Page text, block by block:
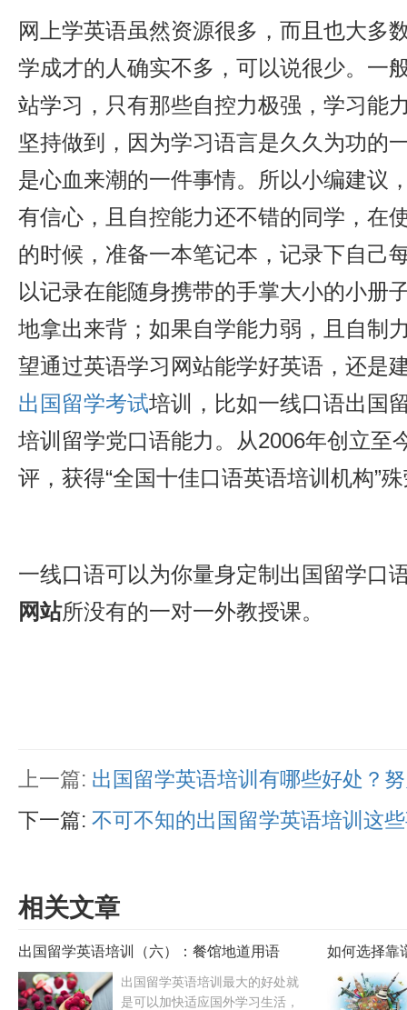
网上学英语虽然资源很多，而且也大多
学成才的人确实不多，可以说很少。一
站学习，只有那些自控力极强，学习能
坚持做到，因为学习语言是久久为功的
是心血来潮的一件事情。所以小编建议
有信心，且自控能力还不错的同学，在
的时候，准备一本笔记本，记录下自己
以记录在能随身携带的手掌大小的小册
地拿出来背；如果自学能力弱，且自制
望通过英语学习网站能学好英语，还是
出国留学考试培训，比如一线口语出国
培训留学党口语能力。从2006年创立至
评，获得“全国十佳口语英语培训机构”
一线口语可以为你量身定制出国留学口
网站所没有的一对一外教授课。
上一篇: 出国留学英语培训有哪些好处？
下一篇: 不可不知的出国留学英语培训这
相关文章
出国留学英语培训（六）：餐馆地道用语
出国留学英语培训最大的好处就
是可以加快适应国外学习生活，
如何选择靠